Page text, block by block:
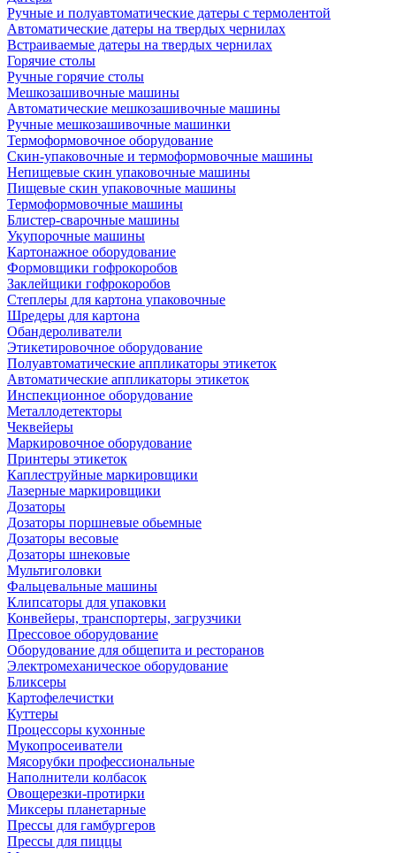
Ручные и полуавтоматические датеры с термолентой
Автоматические датеры на твердых чернилах
Встраиваемые датеры на твердых чернилах
Горячие столы
Ручные горячие столы
Мешкозашивочные машины
Автоматические мешкозашивочные машины
Ручные мешкозашивочные машинки
Термоформовочное оборудование
Скин-упаковочные и термоформовочные машины
Непищевые скин упаковочные машины
Пищевые скин упаковочные машины
Термоформовочные машины
Блистер-сварочные машины
Укупорочные машины
Картонажное оборудование
Формовщики гофрокоробов
Заклейщики гофрокоробов
Степлеры для картона упаковочные
Шредеры для картона
Обандероливатели
Этикетировочное оборудование
Полуавтоматические аппликаторы этикеток
Автоматические аппликаторы этикеток
Инспекционное оборудование
Металлодетекторы
Чеквейеры
Маркировочное оборудование
Принтеры этикеток
Каплеструйные маркировщики
Лазерные маркировщики
Дозаторы
Дозаторы поршневые обьемные
Дозаторы весовые
Дозаторы шнековые
Мультиголовки
Фальцевальные машины
Клипсаторы для упаковки
Конвейеры, транспортеры, загрузчики
Прессовое оборудование
Оборудование для общепита и ресторанов
Электромеханическое оборудование
Бликсеры
Картофелечистки
Куттеры
Процессоры кухонные
Мукопросеиватели
Мясорубки профессиональные
Наполнители колбасок
Овощерезки-протирки
Миксеры планетарные
Прессы для гамбургеров
Прессы для пиццы